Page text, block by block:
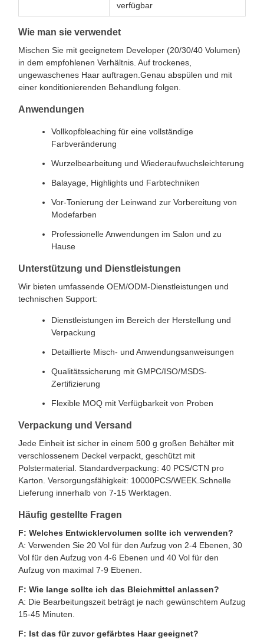
verfügbar
Wie man sie verwendet
Mischen Sie mit geeignetem Developer (20/30/40 Volumen)
in dem empfohlenen Verhältnis. Auf trockenes,
ungewaschenes Haar auftragen.Genau abspülen und mit
einer konditionierenden Behandlung folgen.
Anwendungen
Vollkopfbleaching für eine vollständige
Farbveränderung
Wurzelbearbeitung und Wiederaufwuchsleichterung
Balayage, Highlights und Farbtechniken
Vor-Tonierung der Leinwand zur Vorbereitung von
Modefarben
Professionelle Anwendungen im Salon und zu
Hause
Unterstützung und Dienstleistungen
Wir bieten umfassende OEM/ODM-Dienstleistungen und
technischen Support:
Dienstleistungen im Bereich der Herstellung und
Verpackung
Detaillierte Misch- und Anwendungsanweisungen
Qualitätssicherung mit GMPC/ISO/MSDS-
Zertifizierung
Flexible MOQ mit Verfügbarkeit von Proben
Verpackung und Versand
Jede Einheit ist sicher in einem 500 g großen Behälter mit
verschlossenem Deckel verpackt, geschützt mit
Polstermaterial. Standardverpackung: 40 PCS/CTN pro
Karton. Versorgungsfähigkeit: 10000PCS/WEEK.Schnelle
Lieferung innerhalb von 7-15 Werktagen.
Häufig gestellte Fragen
F: Welches Entwicklervolumen sollte ich verwenden?
A: Verwenden Sie 20 Vol für den Aufzug von 2-4 Ebenen, 30
Vol für den Aufzug von 4-6 Ebenen und 40 Vol für den
Aufzug von maximal 7-9 Ebenen.
F: Wie lange sollte ich das Bleichmittel anlassen?
A: Die Bearbeitungszeit beträgt je nach gewünschtem Aufzug
15-45 Minuten.
F: Ist das für zuvor gefärbtes Haar geeignet?